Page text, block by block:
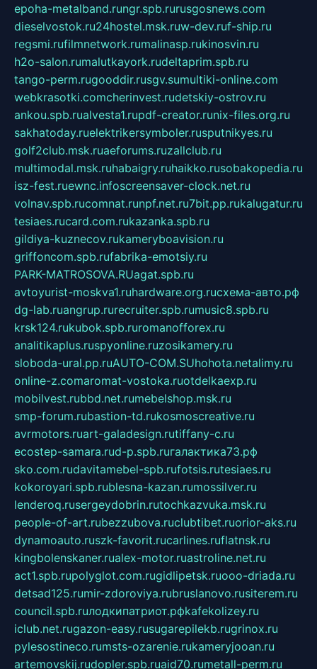
epoha-metalband.rungr.spb.rurusgosnews.com
dieselvostok.ru24hostel.msk.ruw-dev.ruf-ship.ru
regsmi.rufilmnetwork.rumalinasp.rukinosvin.ru
h2o-salon.rumalutkayork.rudeltaprim.spb.ru
tango-perm.rugooddir.rusgv.sumultiki-online.com
webkrasotki.comcherinvest.rudetskiy-ostrov.ru
ankou.spb.rualvesta1.rupdf-creator.runix-files.org.ru
sakhatoday.ruelektrikersymboler.rusputnikyes.ru
golf2club.msk.ruaeforums.ruzallclub.ru
multimodal.msk.ruhabaigry.ruhaikko.rusobakopedia.ru
isz-fest.ruewnc.infoscreensaver-clock.net.ru
volnav.spb.rucomnat.runpf.net.ru7bit.pp.rukalugatur.ru
tesiaes.rucard.com.rukazanka.spb.ru
gildiya-kuznecov.rukameryboavision.ru
griffoncom.spb.rufabrika-emotsiy.ru
PARK-MATROSOVA.RUagat.spb.ru
avtoyurist-moskva1.ruhardware.org.ruсхема-авто.рф
dg-lab.ruangrup.rurecruiter.spb.rumusic8.spb.ru
krsk124.rukubok.spb.ruromanofforex.ru
analitikaplus.ruspyonline.ruzosikamery.ru
sloboda-ural.pp.ruAUTO-COM.SUhohota.netalimy.ru
online-z.comaromat-vostoka.ruotdelkaexp.ru
mobilvest.rubbd.net.rumebelshop.msk.ru
smp-forum.rubastion-td.rukosmoscreative.ru
avrmotors.ruart-galadesign.rutiffany-c.ru
ecostep-samara.rud-p.spb.ruгалактика73.рф
sko.com.rudavitamebel-spb.rufotsis.rutesiaes.ru
kokoroyari.spb.rublesna-kazan.rumossilver.ru
lenderoq.rusergeydobrin.rutochkazvuka.msk.ru
people-of-art.rubezzubova.ruclubtibet.ruorior-aks.ru
dynamoauto.ruszk-favorit.rucarlines.ruflatnsk.ru
kingbolenskaner.rualex-motor.ruastroline.net.ru
act1.spb.rupolyglot.com.rugidlipetsk.ruooo-driada.ru
detsad125.rumir-zdoroviya.rubruslanovo.rusiterem.ru
council.spb.ruлодкипатриот.рфkafekolizey.ru
iclub.net.rugazon-easy.rusugarepilekb.rugrinox.ru
pylesostineco.rumsts-ozarenie.rukameryjooan.ru
artemovskij.rudopler.spb.ruaid70.rumetall-perm.ru